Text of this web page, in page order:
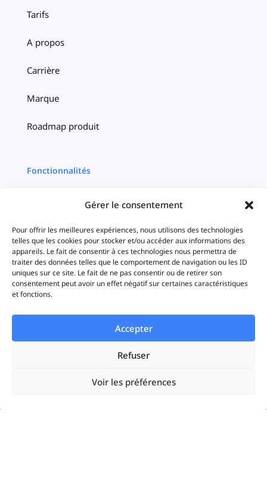
Gérer le consentement
Pour offrir les meilleures expériences, nous utilisons des technologies
telles que les cookies pour stocker et/ou accéder aux informations des
appareils. Le fait de consentir à ces technologies nous permettra de
traiter des données telles que le comportement de navigation ou les ID
uniques sur ce site. Le fait de ne pas consentir ou de retirer son
consentement peut avoir un effet négatif sur certaines caractéristiques
et fonctions.
Accepter
Refuser
Voir les préférences
Tarifs
A propos
Carrière
Marque
Roadmap produit
Fonctionnalités
Multi plateformes
Centralisation
Ciblage
Timeline